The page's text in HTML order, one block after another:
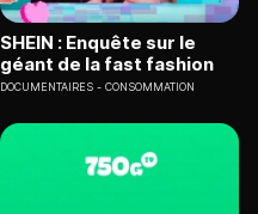
SHEIN : Enquête sur le
géant de la fast fashion
DOCUMENTAIRES CONSOMMATION